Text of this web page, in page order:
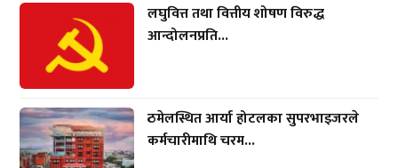
लघुवित्त तथा वित्तीय शोषण विरुद्ध
आन्दोलनप्रति...
ठमेलस्थित आर्या होटलका सुपरभाइजरले
कर्मचारीमाथि चरम...